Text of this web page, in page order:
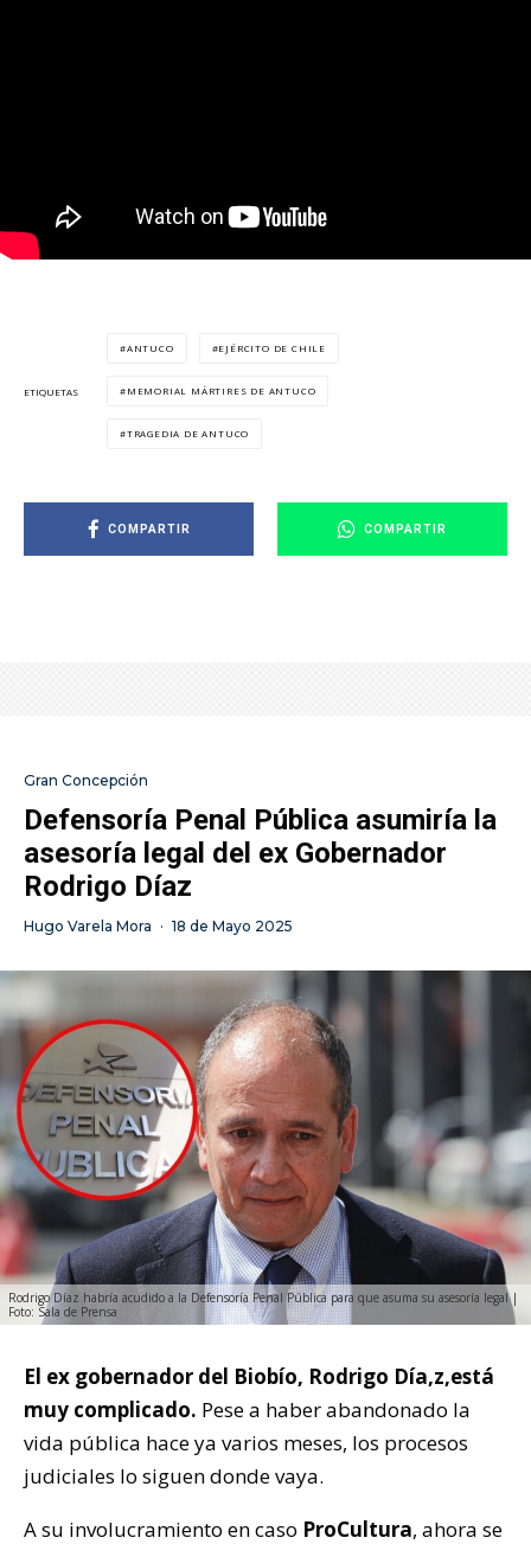
ETIQUETAS
ANTUCO EJÉRCITO DE CHILE
MEMORIAL MÁRTIRES DE ANTUCO
TRAGEDIA DE ANTUCO
COMPARTIR COMPARTIR
Gran Concepción
Defensoría Penal Pública asumiría la
asesoría legal del ex Gobernador
Rodrigo Díaz
Hugo Varela Mora · 18 de Mayo 2025
Rodrigo Díaz habría acudido a la Defensoría Penal Pública para que asuma su asesoría legal |
Foto: Sala de Prensa
El ex gobernador del Biobío, Rodrigo Día,z,está
muy complicado. Pese a haber abandonado la
vida pública hace ya varios meses, los procesos
judiciales lo siguen donde vaya.
A su involucramiento en caso ProCultura, ahora se